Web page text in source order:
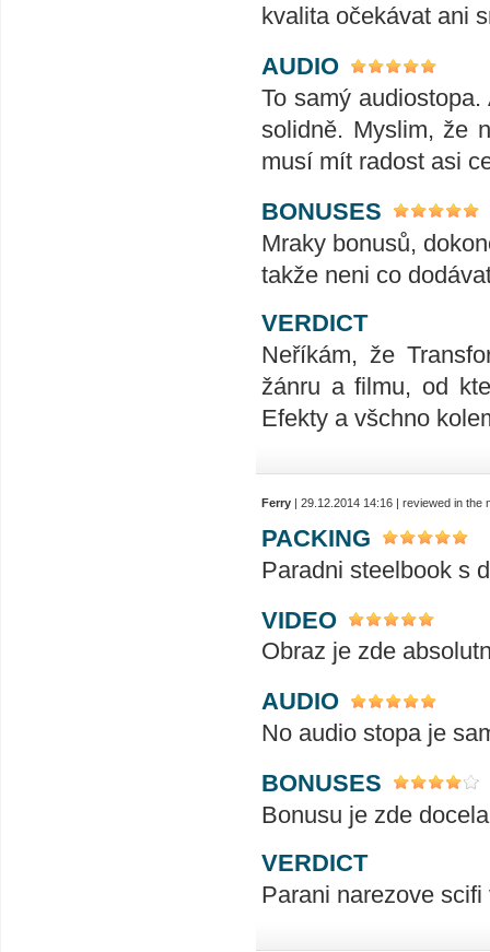
kvalita očekávat ani
AUDIO
To samý
solidně. Myslim, že
musí mít radost asi
BONUSES
Mraky bonusů,
takže neni co
VERDICT
Neříkám, že
žánru a filmu, od
Efekty a všchno
Ferry | 29.12.2014 14:16 | reviewed in the
PACKING
Paradni steelbook s
VIDEO
Obraz je zde
AUDIO
No audio stopa je
BONUSES
Bonusu je zde
VERDICT
Parani narezove